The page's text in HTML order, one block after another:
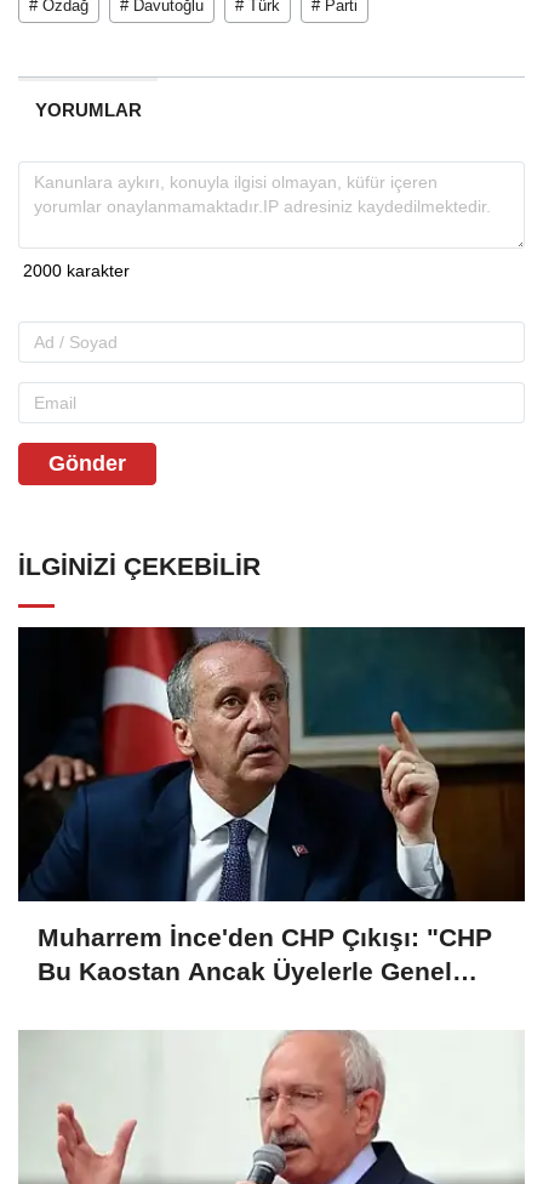
# Özdağ # Davutoğlu # Türk # Parti
YORUMLAR
Gönder
İLGINIZI ÇEKEBILIR
Muharrem İnce'den CHP Çıkışı: "CHP
Bu Kaostan Ancak Üyelerle Genel